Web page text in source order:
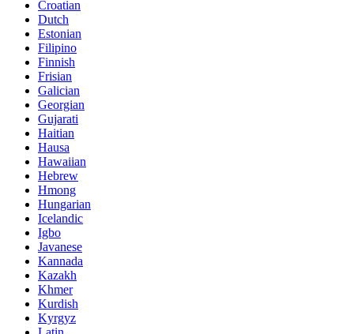
Croatian
Dutch
Estonian
Filipino
Finnish
Frisian
Galician
Georgian
Gujarati
Haitian
Hausa
Hawaiian
Hebrew
Hmong
Hungarian
Icelandic
Igbo
Javanese
Kannada
Kazakh
Khmer
Kurdish
Kyrgyz